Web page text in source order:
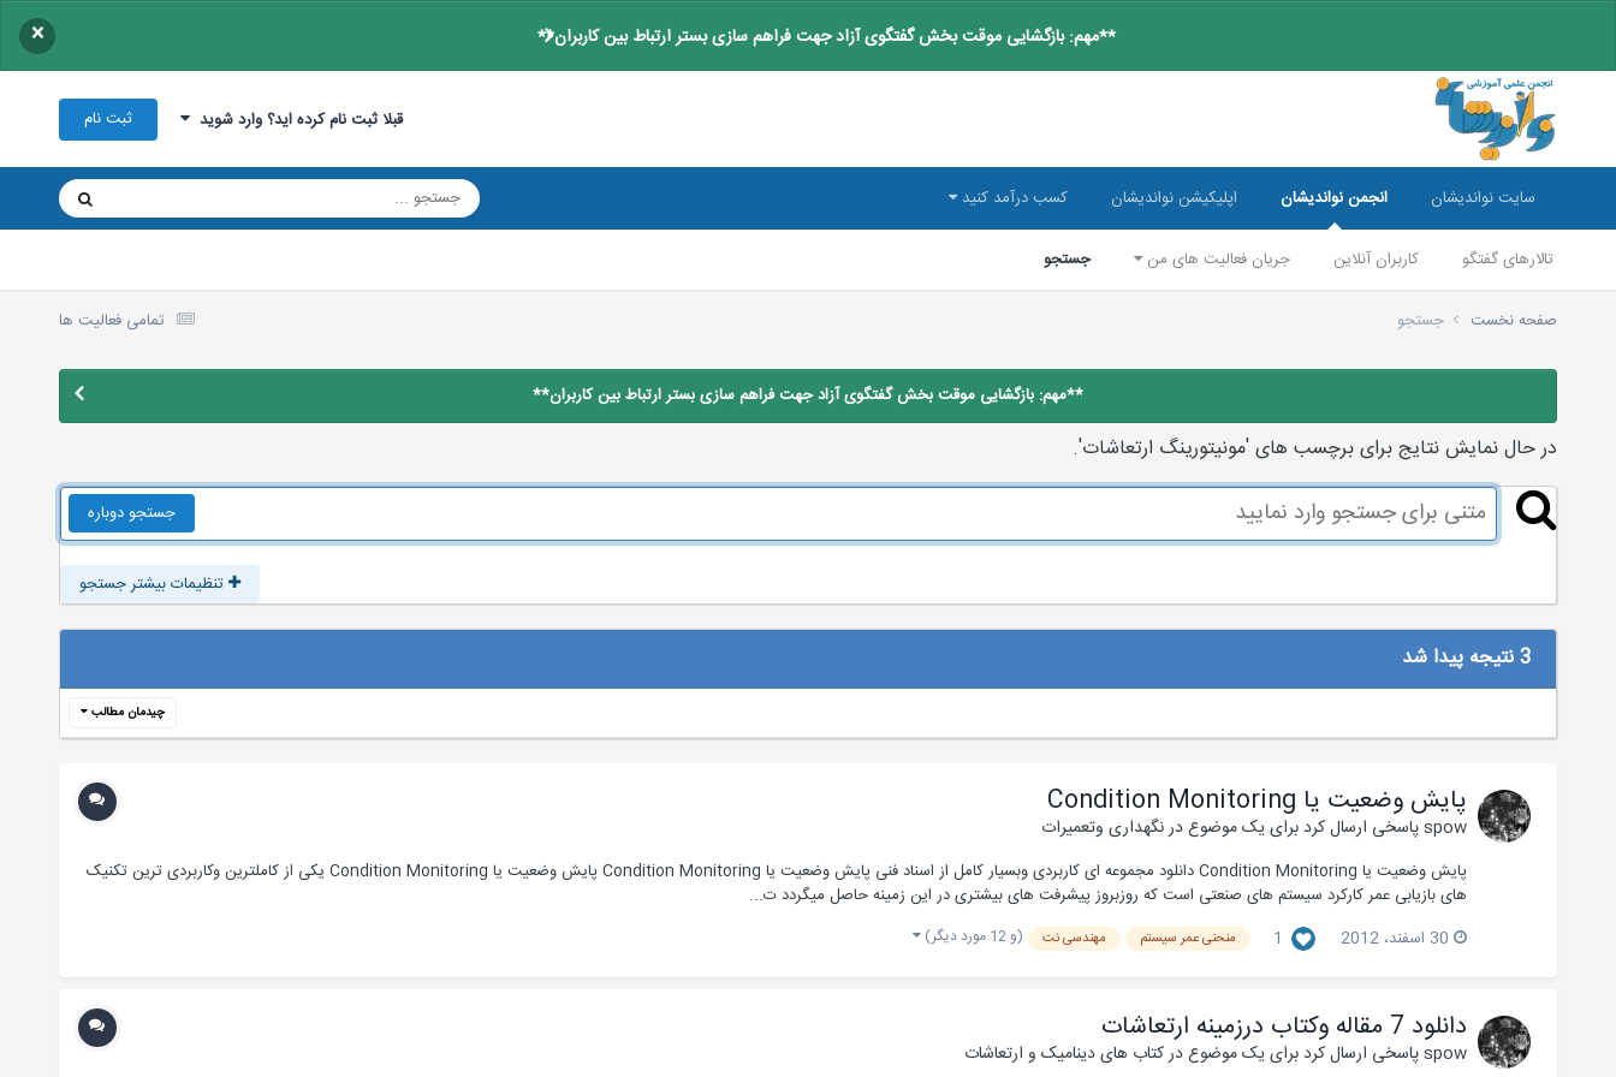
**مهم: بازگشایی موقت بخش گفتگوی آزاد جهت فراهم سازی بستر ارتباط بین کاربران** ×
قبلا ثبت نام کرده اید؟ وارد شوید ثبت نام
سایت نواندیشان انجمن نواندیشان
تالارهای گفتگو کاربران آنلاین جریان فعالیت های من جستجو
اپلیکیشن نواندیشان کسب درآمد کنید
تمامی فعالیت ها صفحه نخست جستجو
**مهم: بازگشایی موقت بخش گفتگوی آزاد جهت فراهم سازی بستر ارتباط بین کاربران**
در حال نمایش نتایج برای برچسب های 'مونیتورینگ ارتعاشات'.
جستجو دوباره
تنظیمات بیشتر جستجو
3 نتیجه پیدا شد
چیدمان مطالب
پایش وضعیت یا Condition Monitoring
spowپاسخی ارسال کرد برای یک موضوع درنگهداری وتعمیرات
پایش وضعیت یا Condition Monitoring دانلود مجموعه ای کاربردی وبسیار کامل از اسناد فنی پایش وضعیت یا Condition Monitoring پایش وضعیت یا Condition Monitoring یکی از کاملترین وکاربردی ترین تکنیک
های بازیابی عمر کارکرد سیستم های صنعتی است که روزبروز پیشرفت های بیشتری در این زمینه حاصل میگردد ت...
30 اسفند، 2012
1 منحنی عمر سیستم مهندسی نت (و 12 مورد دیگر)
دانلود 7 مقاله وکتاب درزمینه ارتعاشات
spowپاسخی ارسال کرد برای یک موضوع درکتاب های دینامیک و ارتعاشات